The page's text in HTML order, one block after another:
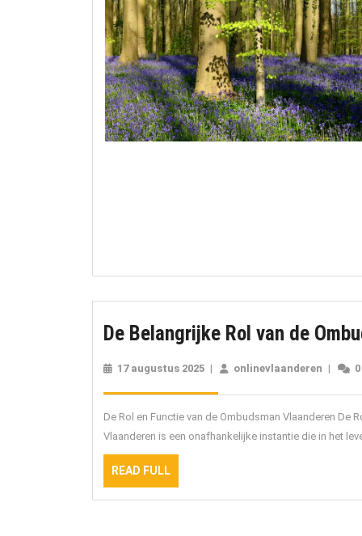
De Belangrijke Rol van de
17 augustus 2025 17
2025
| onlinevlaanderen |
De Rol en Functie van de Ombudsman Vlaanderen De
Vlaanderen is een onafhankelijke instantie die in het
READ FULL
FULL